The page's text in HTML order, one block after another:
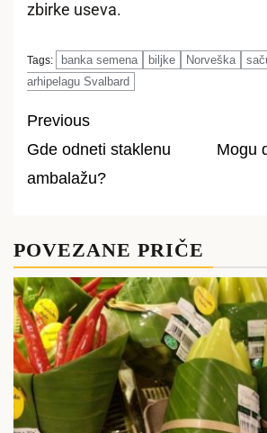
zbirke useva.
Tags: banka semena biljke Norveška
arhipelagu Svalbard
Post
navigation
Previous
Gde odneti staklenu
ambalažu?
Mogu
POVEZANE PRIČE